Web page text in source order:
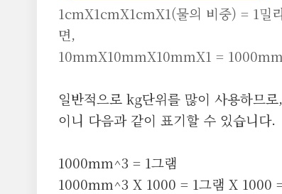
1cmX1cmX1cmX1(물의 비중) = 1밀
면,
10mmX10mmX10mmX1 =
일반적으로 kg단위를 많이 사용하므
이니 다음과 같이 표기할 수 있습니다.
1000mm^3 = 1그램
1000mm^3 X 1000 = 1그램 X 1000